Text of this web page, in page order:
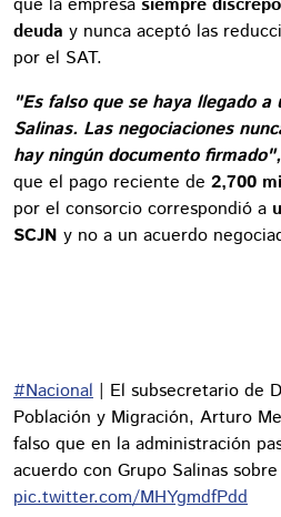
deuda y nunca aceptó las
por el SAT.
"Es falso que se haya llegado a
Salinas. Las negociaciones
hay ningún documento firmado",
que el pago reciente de 2,700
por el consorcio correspondió a
SCJN y no a un acuerdo
#Nacional | El subsecretario de
Población y Migración, Arturo
falso que en la administración
acuerdo con Grupo Salinas
pic.twitter.com/MHYgmdfPdd